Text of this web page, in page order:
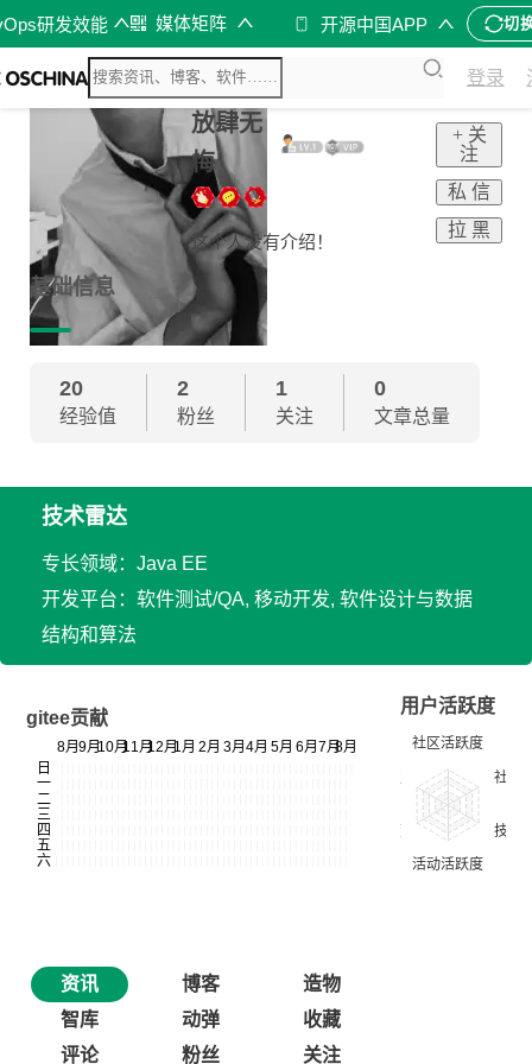
研发效能 媒体矩阵 开源中国APP 切
登录
放肆无
悔
这个人没有介绍！
+ 关
注
私 信
拉 黑
基础信息
20
经验值
2
粉丝
1
关注
0
文章总量
技术雷达
专长领域：Java EE
开发平台：软件测试/QA, 移动开发, 软件设计与数据
结构和算法
gitee贡献
用户活跃度
资讯 博客
造物
智库
动弹
收藏
评论
粉丝 关注